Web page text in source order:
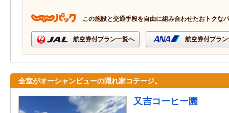
この施設と交通手段を自由に組み合わせたおトクな
航空券付プラン一覧へ 航空券付プラ
全室がオーシャンビューの隠れ家コテージ。
又吉コーヒー園